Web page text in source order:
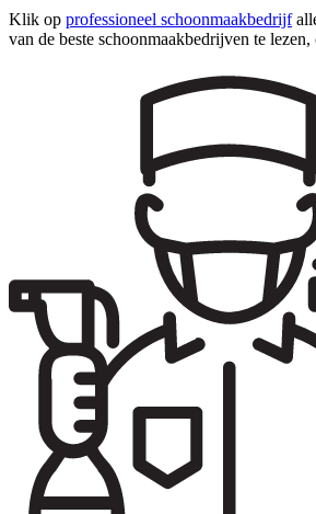
Klik op professioneel schoonmaakbedrijf
van de beste schoonmaakbedrijven te